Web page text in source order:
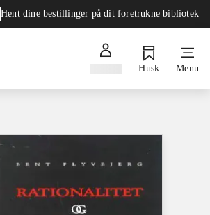
Hent dine bestillinger på dit foretrukne bibliotek
Husk Menu